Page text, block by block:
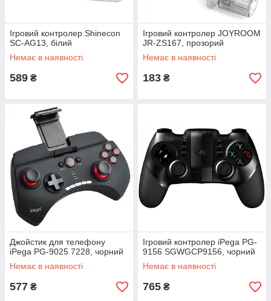
Ігровий контролер Shinecon
SC-AG13, білий
Немає в наявності
589 ₴
Ігровий контролер JOYROOM
JR-ZS167, прозорий
Немає в наявності
183 ₴
Джойстик для телефону
iPega PG-9025 7228, чорний
Немає в наявності
577 ₴
Ігровий контролер iPega PG-
9156 SGWGCP9156, чорний
Немає в наявності
765 ₴